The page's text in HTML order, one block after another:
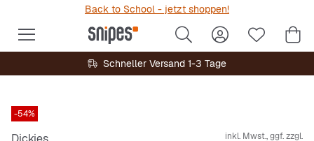
Back to School - jetzt shoppen!
Schneller Versand 1-3 Tage
-54%
inkl. Mwst., ggf. zzgl.